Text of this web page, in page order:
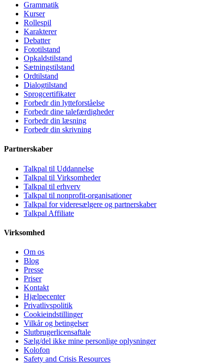
Grammatik
Kurser
Rollespil
Karakterer
Debatter
Fototilstand
Opkaldstilstand
Sætningstilstand
Ordtilstand
Dialogtilstand
Sprogcertifikater
Forbedr din lytteforståelse
Forbedr dine talefærdigheder
Forbedr din læsning
Forbedr din skrivning
Partnerskaber
Talkpal til Uddannelse
Talkpal til Virksomheder
Talkpal til erhverv
Talkpal til nonprofit-organisationer
Talkpal for videresælgere og partnerskaber
Talkpal Affiliate
Virksomhed
Om os
Blog
Presse
Priser
Kontakt
Hjælpecenter
Privatlivspolitik
Cookieindstillinger
Vilkår og betingelser
Slutbrugerlicensaftale
Sælg/del ikke mine personlige oplysninger
Kolofon
Safety and Crisis Resources